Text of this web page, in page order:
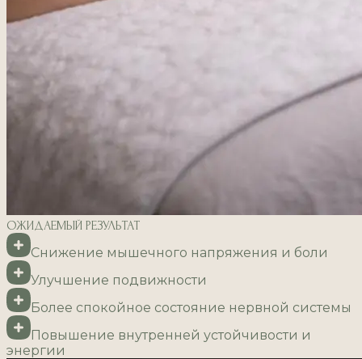
ОЖИДАЕМЫЙ РЕЗУЛЬТАТ
Снижение мышечного напряжения и боли
Улучшение подвижности
Более спокойное состояние нервной системы
Повышение внутренней устойчивости и
энергии